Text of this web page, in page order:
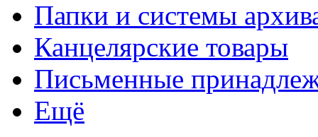
Папки и системы
Канцелярские товары
Письменные
Ещё